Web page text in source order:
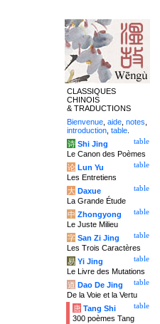
CLASSIQUES
CHINOIS
& TRADUCTIONS
Bienvenue aide notes
introduction table
table
诗 Shi Jing
Le Canon des Poèmes
table
论 Lun Yu
Les Entretiens
table
大 Daxue
La Grande Étude
table
中 Zhongyong
Le Juste Milieu
table
字 San Zi Jing
Les Trois Caractères
table
易 Yi Jing
Le Livre des Mutations
table
道 Dao De Jing
De la Voie et la Vertu
table
唐 Tang Shi
300 poèmes Tang